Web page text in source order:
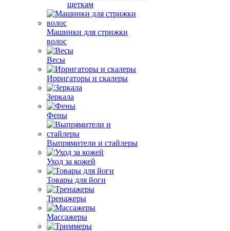
щеткам
Машинки для стрижки
волос
Весы
Ирригаторы и скалеры
Зеркала
Фены
Выпрямители и стайлеры
Уход за кожей
Товары для йоги
Тренажеры
Массажеры